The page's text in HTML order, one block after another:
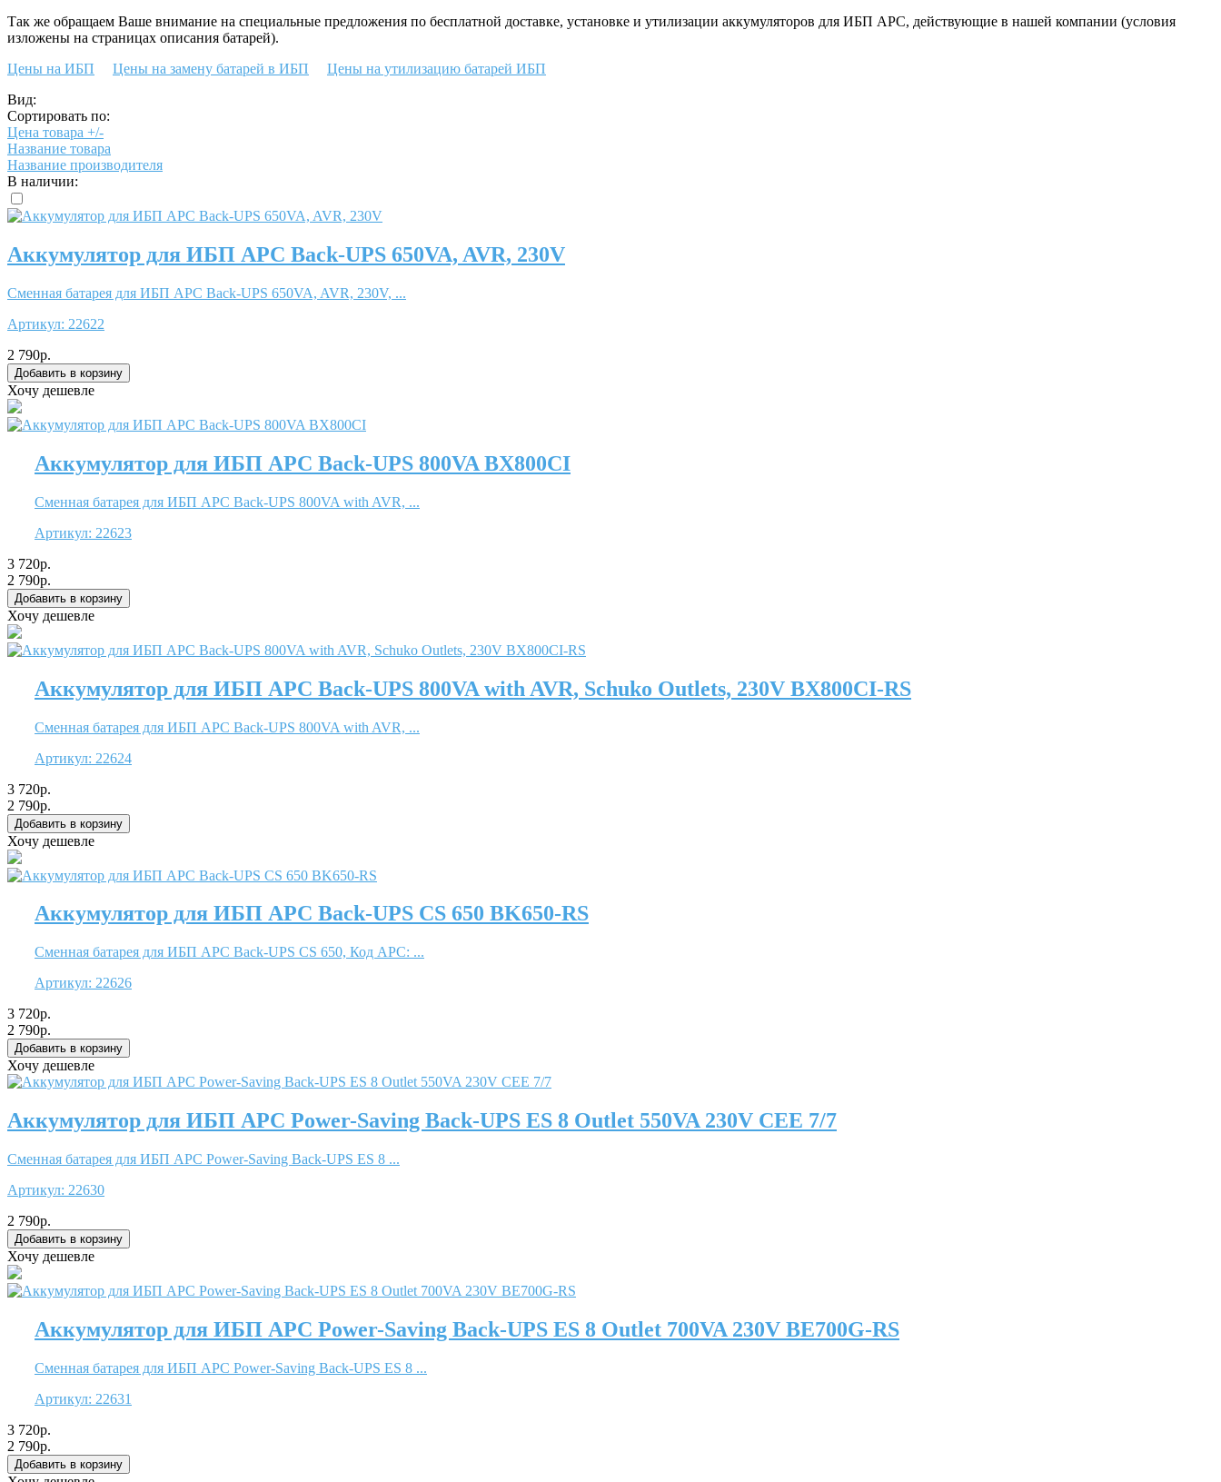
Так же обращаем Ваше внимание на специальные предложения по бесплатной доставке, установке и утилизации аккумуляторов для ИБП APC, действующие в нашей компании (условия
изложены на страницах описания батарей).
Цены на ИБП
Цены на замену батарей в ИБП
Цены на утилизацию батарей ИБП
Вид:
Сортировать по:
Цена товара +/-
Название товара
Название производителя
В наличии:
Аккумулятор для ИБП APC Back-UPS 650VA, AVR, 230V
Сменная батарея для ИБП APC Back-UPS 650VA, AVR, 230V, ...
Артикул: 22622
2 790р.
Хочу дешевле
Аккумулятор для ИБП APC Back-UPS 800VA BX800CI
Сменная батарея для ИБП APC Back-UPS 800VA with AVR, ...
Артикул: 22623
3 720р.
2 790р.
Хочу дешевле
Аккумулятор для ИБП APC Back-UPS 800VA with AVR, Schuko Outlets, 230V BX800CI-RS
Сменная батарея для ИБП APC Back-UPS 800VA with AVR, ...
Артикул: 22624
3 720р.
2 790р.
Хочу дешевле
Аккумулятор для ИБП APC Back-UPS CS 650 BK650-RS
Сменная батарея для ИБП APC Back-UPS CS 650, Код APC: ...
Артикул: 22626
3 720р.
2 790р.
Хочу дешевле
Аккумулятор для ИБП APC Power-Saving Back-UPS ES 8 Outlet 550VA 230V CEE 7/7
Сменная батарея для ИБП APC Power-Saving Back-UPS ES 8 ...
Артикул: 22630
2 790р.
Хочу дешевле
Аккумулятор для ИБП APC Power-Saving Back-UPS ES 8 Outlet 700VA 230V BE700G-RS
Сменная батарея для ИБП APC Power-Saving Back-UPS ES 8 ...
Артикул: 22631
3 720р.
2 790р.